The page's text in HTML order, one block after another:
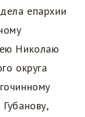
епархии
Николаю
округа